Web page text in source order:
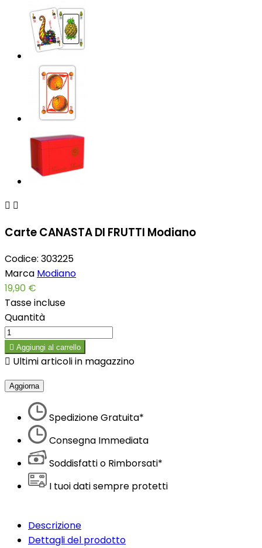
 
Carte CANASTA DI FRUTTI Modiano
Codice: 303225
Marca Modiano
19,90 €
Tasse incluse
Quantità
 Aggiungi al carrello
 Ultimi articoli in magazzino
Spedizione Gratuita*
Consegna Immediata
Soddisfatti o Rimborsati*
I tuoi dati sempre protetti
Descrizione
Dettagli del prodotto